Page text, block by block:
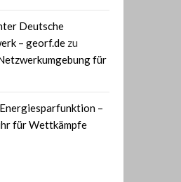
Deutsche
– georf.de zu
für
–
für Wettkämpfe